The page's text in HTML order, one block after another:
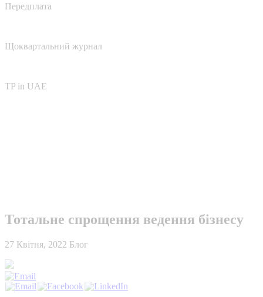
Передплата
Щоквартальний журнал
TP in UAE
Тотальне спрощення ведення бізнесу
27 Квітня, 2022 Блог